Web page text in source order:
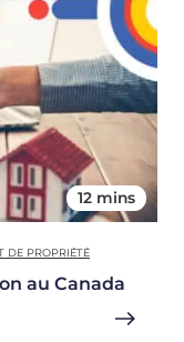
12 mins
DE PROPRIÉTÉ
au Canada